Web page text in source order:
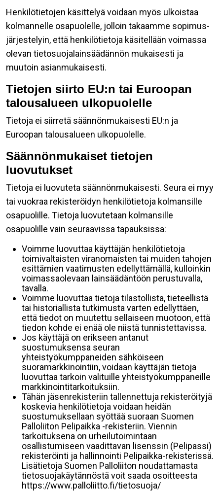
Henkilötietojen käsittelyä voidaan myös ulkoistaa
kolmannelle osapuolelle, jolloin takaamme sopimus-
järjestelyin, että henkilötietoja käsitellään voimassa
olevan tietosuojalainsäädännön mukaisesti ja
muutoin asianmukaisesti.
Tietojen siirto EU:n tai Euroopan
talousalueen ulkopuolelle
Tietoja ei siirretä säännönmukaisesti EU:n ja
Euroopan talousalueen ulkopuolelle.
Säännönmukaiset tietojen
luovutukset
Tietoja ei luovuteta säännönmukaisesti. Seura ei myy
tai vuokraa rekisteröidyn henkilötietoja kolmansille
osapuolille. Tietoja luovutetaan kolmansille
osapuolille vain seuraavissa tapauksissa:
Voimme luovuttaa käyttäjän henkilötietoja
toimivaltaisten viranomaisten tai muiden tahojen
esittämien vaatimusten edellyttämällä, kulloinkin
voimassaolevaan lainsäädäntöön perustuvalla,
tavalla.
Voimme luovuttaa tietoja tilastollista, tieteellistä
tai historiallista tutkimusta varten edellyttäen,
että tiedot on muutettu sellaiseen muotoon, että
tiedon kohde ei enää ole niistä tunnistettavissa.
Jos käyttäjä on erikseen antanut
suostumuksensa seuran
yhteistyökumppaneiden sähköiseen
suoramarkkinointiin, voidaan käyttäjän tietoja
luovuttaa tarkoin valituille yhteistyökumppaneille
markkinointitarkoituksiin.
Tähän jäsenrekisteriin tallennettuja rekisteröityjä
koskevia henkilötietoja voidaan heidän
suostumuksellaan syöttää suoraan Suomen
Palloliiton Pelipaikka -rekisteriin. Viennin
tarkoituksena on urheilutoimintaan
osallistumiseen vaadittavan lisenssin (Pelipassi)
rekisteröinti ja hallinnointi Pelipaikka-rekisterissä.
Lisätietoja Suomen Palloliiton noudattamasta
tietosuojakäytännöstä voit saada osoitteesta
https://www.palloliitto.fi/tietosuoja/